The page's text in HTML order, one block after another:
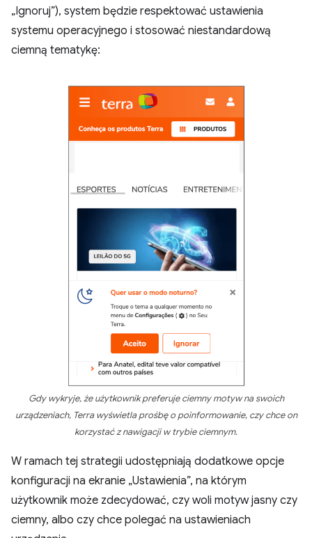
„Ignoruj”), system będzie respektować ustawienia
systemu operacyjnego i stosować niestandardową
ciemną tematykę:
Gdy wykryje, że użytkownik preferuje ciemny motyw na swoich
urządzeniach, Terra wyświetla prośbę o poinformowanie, czy chce on
korzystać z nawigacji w trybie ciemnym.
W ramach tej strategii udostępniają dodatkowe opcje
konfiguracji na ekranie „Ustawienia”, na którym
użytkownik może zdecydować, czy woli motyw jasny czy
ciemny, albo czy chce polegać na ustawieniach